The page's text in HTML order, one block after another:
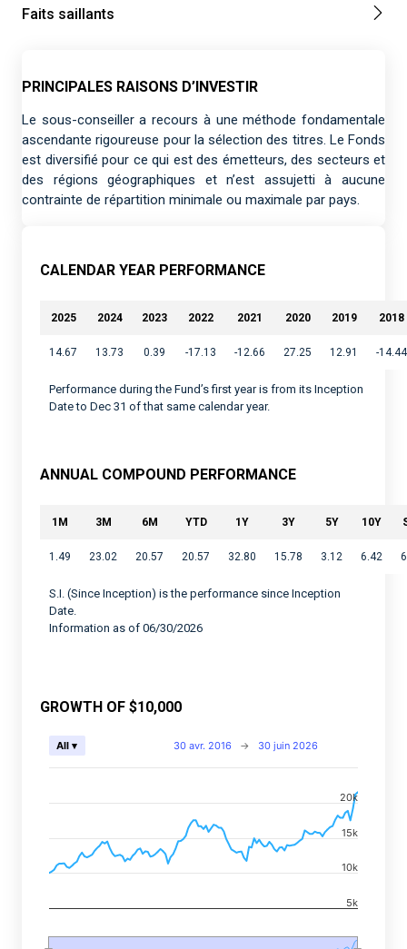
Faits saillants
PRINCIPALES RAISONS D’INVESTIR
Le sous-conseiller a recours à une méthode fondamentale
ascendante rigoureuse pour la sélection des titres. Le Fonds
est diversifié pour ce qui est des émetteurs, des secteurs et
des régions géographiques et n’est assujetti à aucune
contrainte de répartition minimale ou maximale par pays.
CALENDAR YEAR PERFORMANCE
2025 2024 2023 2022 2021 2020 2019 2018
14.67 13.73 0.39 -17.13 -12.66 27.25 12.91 -14.44
Performance during the Fund’s first year is from its Inception
Date to Dec 31 of that same calendar year.
ANNUAL COMPOUND PERFORMANCE
1M 3M 6M YTD 1Y 3Y 5Y 10Y
1.49 23.02 20.57 20.57 32.80 15.78 3.12 6.42
S.I. (Since Inception) is the performance since Inception
Date.
Information as of 06/30/2026
GROWTH OF $10,000
Chart
View as data table, Chart
The chart has 2 X axes displaying Time, and
The chart has 2 Y axes displaying values, and
30 avr. 2016 → 30 juin 2026
All ▾
5k
10k
15k
20k